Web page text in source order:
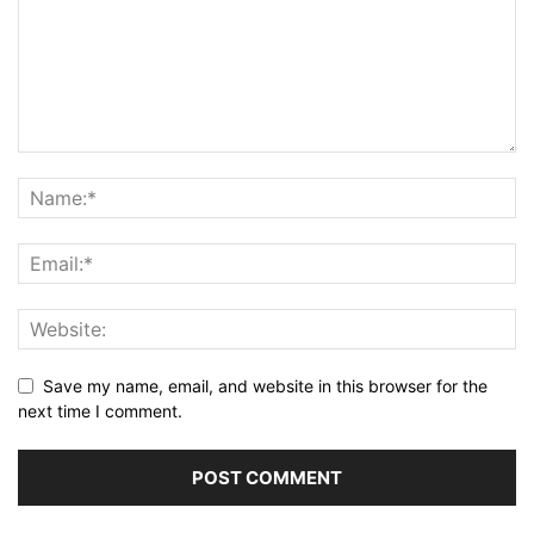
Save my name, email, and website in this browser for the
next time I comment.